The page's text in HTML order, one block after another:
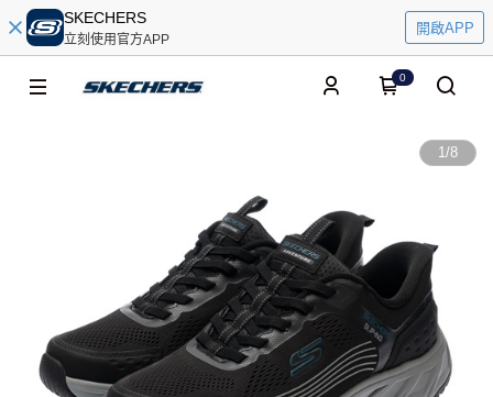
SKECHERS
立刻使用官方APP
開啟APP
0
1/8